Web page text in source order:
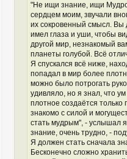
"Не ищи знание, ищи
сердцем моим, звучали
их сокровенный смысл. Вы
имел глаза и уши, чтобы
другой мир, незнакомый
планеты голубой. Всё
Я спускался всё ниже,
попадал в мир более
можно было потрогать
удивляло, но я знал, что
плотное создаётся
знакомо с силой и
стать мудрым", - услышал
знание, очень трудно, -
Я должен стать сначала
Бесконечно сложно